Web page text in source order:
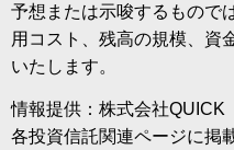
予想または示唆するもので
用コスト、残高の規模、資
いたします。
情報提供：株式会社QUICK
各投資信託関連ページに掲